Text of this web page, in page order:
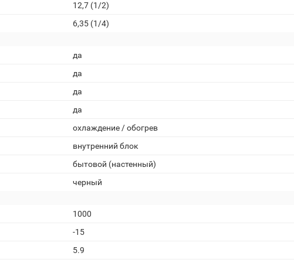
12,7 (1/2)
6,35 (1/4)
да
да
да
да
охлаждение / обогрев
внутренний блок
бытовой (настенный)
черный
1000
-15
5.9